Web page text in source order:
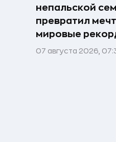
непальской
превратил
мировые
07 августа 2026,